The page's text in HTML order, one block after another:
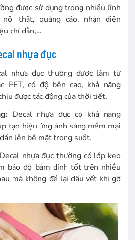
được sử dụng trong nhiều lĩnh
thất, quảng cáo, nhận diện
chỉ dẫn,…
nhựa đục
nhựa đục thường được làm từ
PET, có độ bền cao, khả năng
được tác động của thời tiết.
Decal nhựa đục có khả năng
tạo hiệu ứng ánh sáng mềm mại
lên bề mặt trong suốt.
Decal nhựa đục thường có lớp keo
bảo độ bám dính tốt trên nhiều
mà không để lại dấu vết khi gỡ